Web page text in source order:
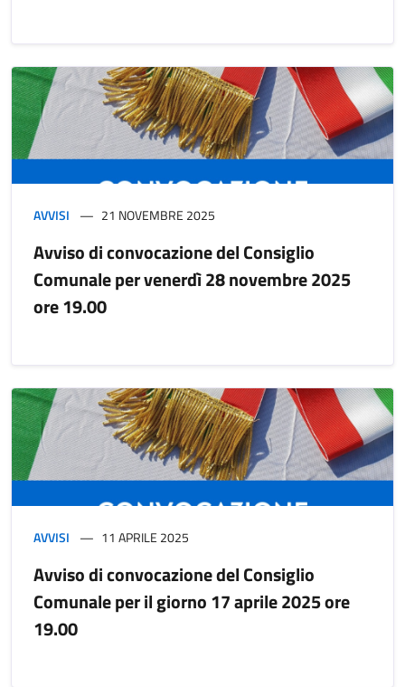
AVVISI 21 NOVEMBRE 2025
Avviso di convocazione del Consiglio
Comunale per venerdì 28 novembre 2025
ore 19.00
AVVISI 11 APRILE 2025
Avviso di convocazione del Consiglio
Comunale per il giorno 17 aprile 2025 ore
19.00